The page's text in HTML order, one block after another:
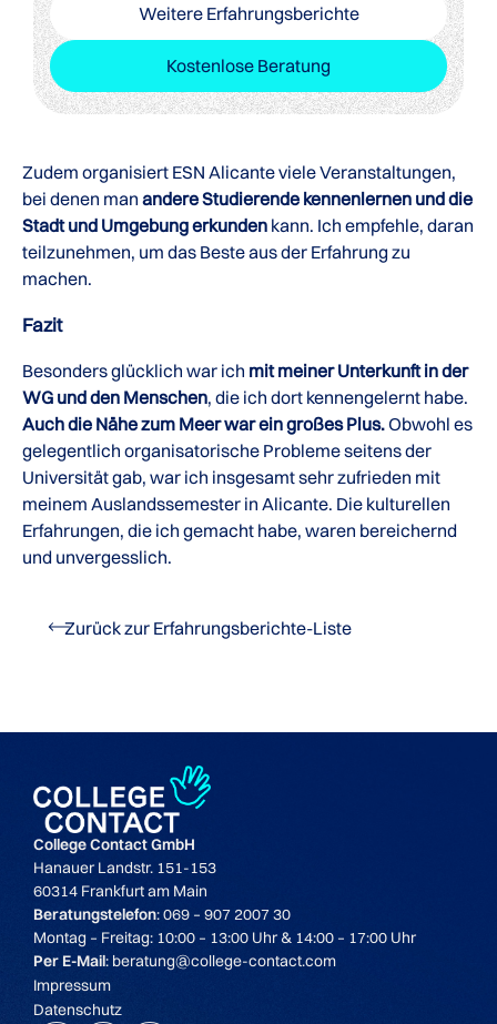
Weitere Erfahrungsberichte
Kostenlose Beratung
Zudem organisiert ESN Alicante viele Veranstaltungen,
bei denen man andere Studierende kennenlernen und die
Stadt und Umgebung erkunden kann. Ich empfehle, daran
teilzunehmen, um das Beste aus der Erfahrung zu
machen.
Fazit
Besonders glücklich war ich mit meiner Unterkunft in der
WG und den Menschen, die ich dort kennengelernt habe.
Auch die Nähe zum Meer war ein großes Plus.Obwohl es
gelegentlich organisatorische Probleme seitens der
Universität gab, war ich insgesamt sehr zufrieden mit
meinem Auslandssemester in Alicante. Die kulturellen
Erfahrungen, die ich gemacht habe, waren bereichernd
und unvergesslich.
Zurück zur Erfahrungsberichte-Liste
College Contact GmbH
Hanauer Landstr. 151-153
60314 Frankfurt am Main
Beratungstelefon: 069 – 907 2007 30
Montag – Freitag: 10:00 – 13:00 Uhr & 14:00 – 17:00 Uhr
Per E-Mail: beratung@college-contact.com
Impressum
Datenschutz